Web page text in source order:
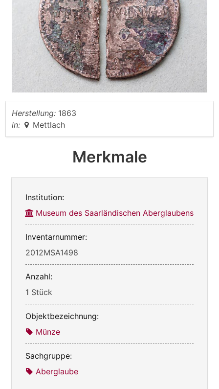
Herstellung: 1863
in:
Mettlach
Merkmale
Institution:
Museum des Saarländischen Aberglaubens
Inventarnummer:
2012MSA1498
Anzahl:
1 Stück
Objektbezeichnung:
Münze
Sachgruppe:
Aberglaube